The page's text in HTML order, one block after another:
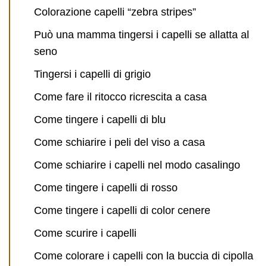
Colorazione capelli “zebra stripes”
Può una mamma tingersi i capelli se allatta al
seno
Tingersi i capelli di grigio
Come fare il ritocco ricrescita a casa
Come tingere i capelli di blu
Come schiarire i peli del viso a casa
Come schiarire i capelli nel modo casalingo
Come tingere i capelli di rosso
Come tingere i capelli di color cenere
Come scurire i capelli
Come colorare i capelli con la buccia di cipolla